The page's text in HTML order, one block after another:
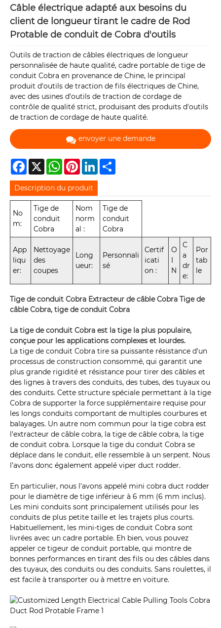
Câble électrique adapté aux besoins du
client de longueur tirant le cadre de Rod
Protable de conduit de Cobra d'outils
Outils de traction de câbles électriques de longueur
personnalisée de haute qualité, cadre portable de tige de
conduit Cobra en provenance de Chine, le principal
produit d'outils de traction de fils électriques de Chine,
avec des usines d'outils de traction de cordage de
contrôle de qualité strict, produisant des produits d'outils
de traction de cordage de haute qualité.
envoyer une demande
Facebook
X WhatsAppPinterestLinkedIn
Description du produit
No
m:
Tige de
conduit
Cobra
Nom
norm
al :
Tige de
conduit
Cobra
App
liqu
er:
Nettoyage
des
coupes
Long
ueur:
Personnali
sé
Certif
icati
on :
O
I
N
C
a
dr
e:
Por
tab
le
Tige de conduit Cobra Extracteur de câble Cobra Tige de
câble Cobra, tige de conduit Cobra
La tige de conduit Cobra est la tige la plus populaire,
conçue pour les applications complexes et lourdes.
La tige de conduit Cobra tire sa puissante résistance d'un
processus de construction consommé, qui garantit une
plus grande rigidité et résistance pour tirer des câbles et
des lignes à travers des conduits, des tubes, des tuyaux ou
des conduits. Cette structure spéciale permettant à la tige
Cobra de supporter la force supplémentaire requise pour
les longs conduits comportant de multiples courbures et
balayages. Un autre nom commun pour la tige cobra est
l'extracteur de câble cobra, la tige de câble cobra, la tige
de conduit cobra. Lorsque la tige du conduit Cobra se
déplace dans le conduit, elle ressemble à un serpent. Nous
l’avons donc également appelé viper duct rodder.
En particulier, nous l'avons appelé mini cobra duct rodder
pour le diamètre de tige inférieur à 6 mm (6 mm inclus).
Les mini conduits sont principalement utilisés pour les
conduits de plus petite taille et les trajets plus courts.
Habituellement, les mini-tiges de conduit Cobra sont
livrées avec un cadre portable. Eh bien, vous pouvez
appeler ce tigeur de conduit portable, qui montre de
bonnes performances en tirant des fils ou des câbles dans
des tuyaux, des conduits ou des conduits. Sans roulettes, il
est facile à transporter ou à mettre en voiture.